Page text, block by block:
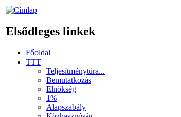
Elsődleges linkek
Főoldal
TTT
Teljesítménytúra...
Bemutatkozás
Elnökség
1%
Alapszabály